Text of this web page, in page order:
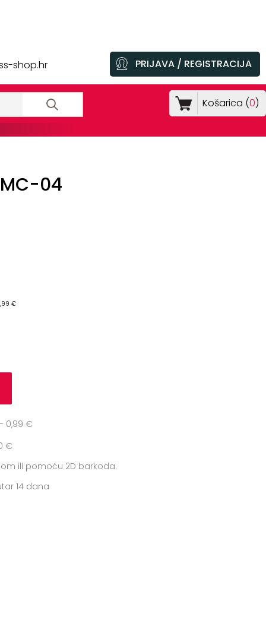
shop.hr PRIJAVA / REGISTRACIJA
Košarica (0)
04
€
0,99 €
€
ili pomoću 2D barkoda.
14 dana